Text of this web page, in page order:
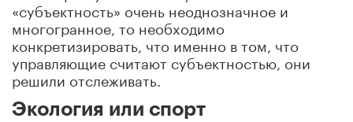
«субъектность» очень неоднозначное и
многогранное, то необходимо
конкретизировать, что именно в том, что
управляющие считают субъектностью, они
решили отслеживать.
Экология или спорт